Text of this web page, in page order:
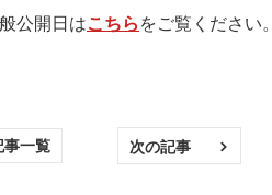
公開日はこちら をご覧ください。
事一覧 次の記事